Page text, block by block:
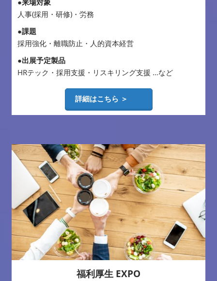
人事(採用・研修)・労務
●課題
採用強化・離職防止・人的資本経営
●出展予定製品
HRテック・採用支援・リスキリング支援 …など
詳細はこちら ＞
福利厚生 EXPO